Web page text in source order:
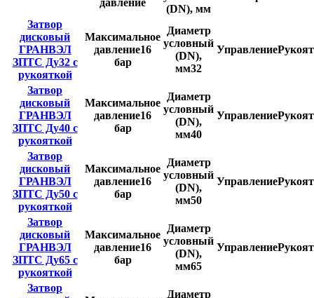
(DN), мм
Затвор
дисковый
ГРАНВЭЛ
ЗПТС Ду32 с
рукояткой
Максимальное
давление16
бар
Диаметр
условный
(DN),
мм32
Управление
Затвор
дисковый
ГРАНВЭЛ
ЗПТС Ду40 с
рукояткой
Максимальное
давление16
бар
Диаметр
условный
(DN),
мм40
Управление
Затвор
дисковый
ГРАНВЭЛ
ЗПТС Ду50 с
рукояткой
Максимальное
давление16
бар
Диаметр
условный
(DN),
мм50
Управление
Затвор
дисковый
ГРАНВЭЛ
ЗПТС Ду65 с
рукояткой
Максимальное
давление16
бар
Диаметр
условный
(DN),
мм65
Управление
Затвор
Диаметр